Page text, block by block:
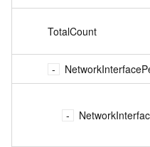
TotalCount